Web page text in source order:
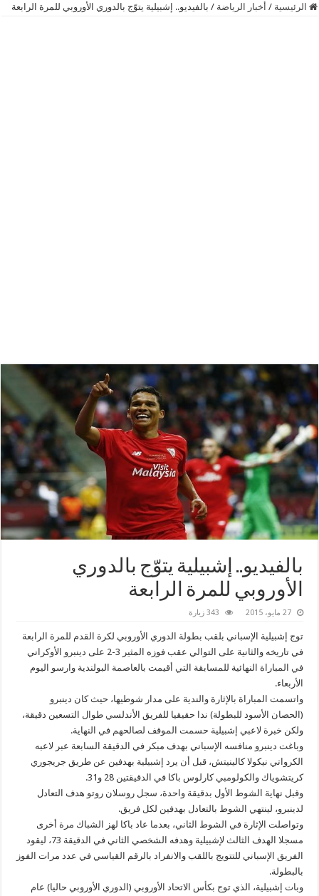
الرئيسية / أخبار الرياضة / بالفيديو.. إشبيلية يتوّج بالدوري الأوروبي للمرة الرابعة
بالفيديو.. إشبيلية يتوّج بالدوري
الأوروبي للمرة الرابعة
27 مايو، 2015 343 زيارة
توج إشبيلية الإسباني بلقب بطولة الدوري الأوروبي لكرة القدم للمرة الرابعة
في تاريخه والثانية على التوالي عقب فوزه المثير 3-2 على دينبرو الأوكراني
في المباراة النهائية للمسابقة التي أقيمت بالعاصمة البولندية وارسو اليوم
الأربعاء.
واتسمت المباراة بالإثارة والندية على مدار شوطيها، حيث كان دينبرو
(الحصان الأسود للبطولة) ندا حقيقيا للفريق الأندلسي طوال التسعين دقيقة،
ولكن خبرة لاعبي إشبيلية حسمت الموقف لصالحهم في النهاية.
وباغت دينبرو منافسه الإسباني بهدف مبكر في الدقيقة السابعة عبر لاعبه
الكرواتي نيكولا كالينيتش، قبل أن يرد إشبيلية بهدفين عن طريق جريجوري
كريتشوياك والكولومبي كارلوس باكا في الدقيقتين 28 و31.
وقبل نهاية الشوط الأول بدقيقة واحدة، سجل روسلان روتو هدف التعادل
لدينبرو، لينتهي الشوط بالتعادل بهدفين لكل فريق.
وتواصلت الإثارة في الشوط الثاني، بعدما عاد باكا لهز الشباك مرة أخرى
مسجلا الهدف الثالث لإشبيلية وهدفه الشخصي الثاني في الدقيقة 73، ليقود
الفريق الإسباني للتتويج باللقب والانفراد بالرقم القياسي في عدد مرات الفوز
بالبطولة.
وبات إشبيلية، الذي توج بكأس الاتحاد الأوروبي (الدوري الأوروبي حاليا) عام